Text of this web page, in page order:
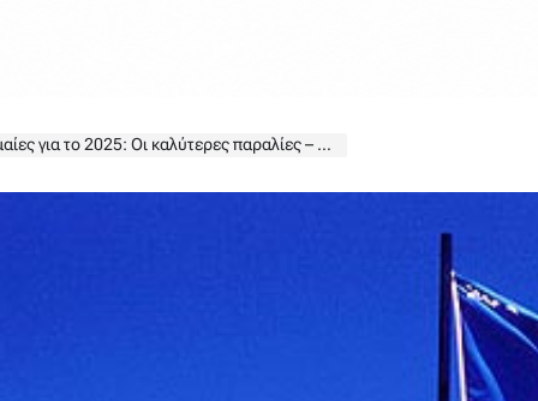
το 2025: Οι καλύτερες παραλίες – Ολόκληρη η λίστα